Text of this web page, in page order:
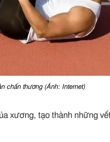
chấn thương (Ảnh: Internet)
xương, tạo thành những